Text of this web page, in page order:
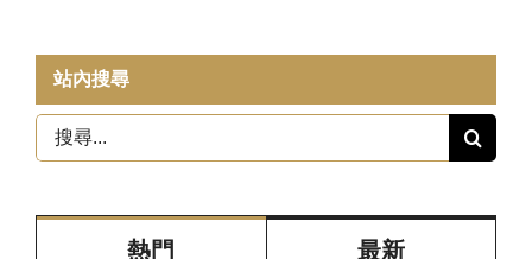
站內搜尋
尋
熱門 最新